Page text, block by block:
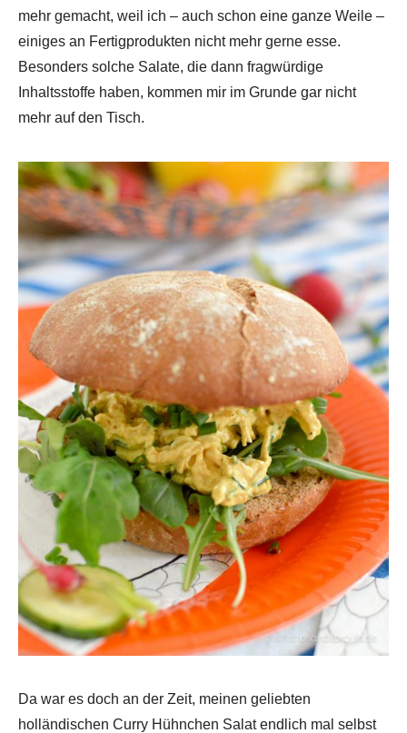
mehr gemacht, weil ich – auch schon eine ganze Weile –
einiges an Fertigprodukten nicht mehr gerne esse.
Besonders solche Salate, die dann fragwürdige
Inhaltsstoffe haben, kommen mir im Grunde gar nicht
mehr auf den Tisch.
Da war es doch an der Zeit, meinen geliebten
holländischen Curry Hühnchen Salat endlich mal selbst